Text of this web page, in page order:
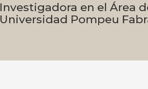
Investigadora en el Área
Universidad Pompeu